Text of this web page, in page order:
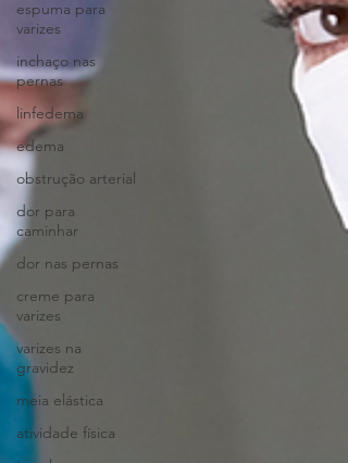
espuma para
varizes
inchaço nas
pernas
linfedema
edema
obstrução arterial
dor para
caminhar
dor nas pernas
creme para
varizes
varizes na
gravidez
meia elástica
atividade física